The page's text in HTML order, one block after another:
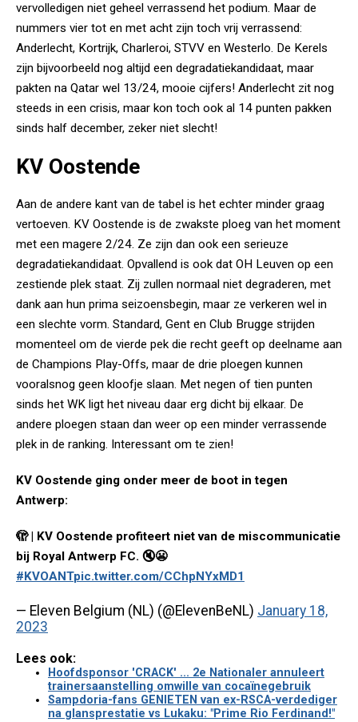
vervolledigen niet geheel verrassend het podium. Maar de
nummers vier tot en met acht zijn toch vrij verrassend:
Anderlecht, Kortrijk, Charleroi, STVV en Westerlo. De Kerels
zijn bijvoorbeeld nog altijd een degradatiekandidaat, maar
pakten na Qatar wel 13/24, mooie cijfers! Anderlecht zit nog
steeds in een crisis, maar kon toch ook al 14 punten pakken
sinds half december, zeker niet slecht!
KV Oostende
Aan de andere kant van de tabel is het echter minder graag
vertoeven. KV Oostende is de zwakste ploeg van het moment
met een magere 2/24. Ze zijn dan ook een serieuze
degradatiekandidaat. Opvallend is ook dat OH Leuven op een
zestiende plek staat. Zij zullen normaal niet degraderen, met
dank aan hun prima seizoensbegin, maar ze verkeren wel in
een slechte vorm. Standard, Gent en Club Brugge strijden
momenteel om de vierde pek die recht geeft op deelname aan
de Champions Play-Offs, maar de drie ploegen kunnen
vooralsnog geen kloofje slaan. Met negen of tien punten
sinds het WK ligt het niveau daar erg dicht bij elkaar. De
andere ploegen staan dan weer op een minder verrassende
plek in de ranking. Interessant om te zien!
KV Oostende ging onder meer de boot in tegen
Antwerp:
🫣 | KV Oostende profiteert niet van de miscommunicatie
bij Royal Antwerp FC. 🔇😬
#KVOANTpic.twitter.com/CChpNYxMD1
— Eleven Belgium (NL) (@ElevenBeNL) January 18,
2023
Lees ook:
Hoofdsponsor 'CRACK' ... 2e Nationaler annuleert
trainersaanstelling omwille van cocaïnegebruik
Sampdoria-fans GENIETEN van ex-RSCA-verdediger
na glansprestatie vs Lukaku: "Prime Rio Ferdinand!"